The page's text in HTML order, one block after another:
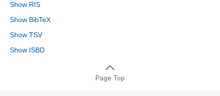
Show RIS
Show BibTeX
Show TSV
Show ISBD
Page Top